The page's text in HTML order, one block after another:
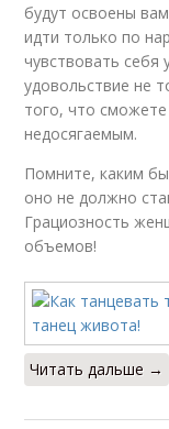
будут освоены
идти только по
чувствовать себя
удовольствие не
того, что
недосягаемым.
Помните, каким
оно не должно
Грациозность
объемов!
Читать дальше →